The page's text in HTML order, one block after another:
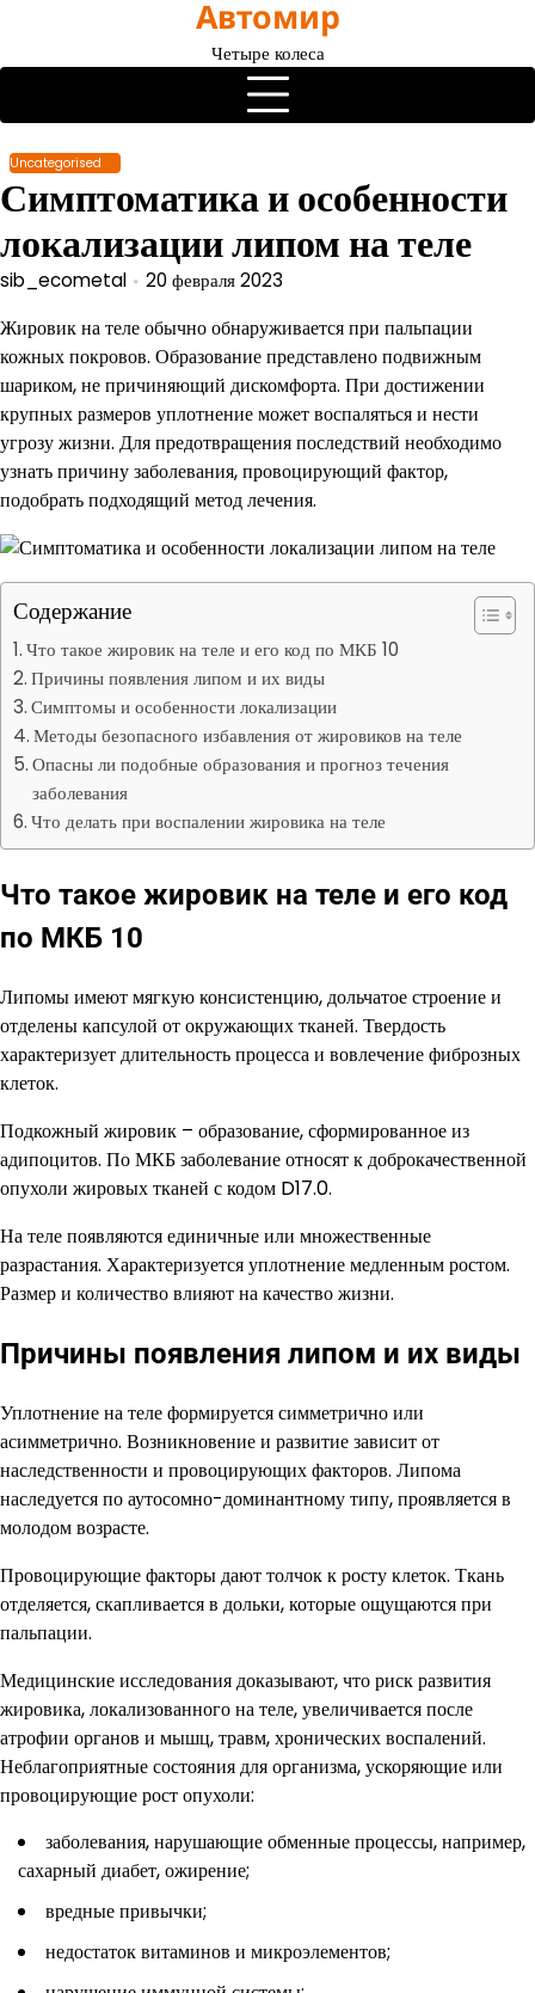
содержимому
Автомир
Четыре колеса
Uncategorised
Симптоматика и особенности
локализации липом на теле
sib_ecometal 20 февраля 2023
Жировик на теле обычно обнаруживается при пальпации
кожных покровов. Образование представлено подвижным
шариком, не причиняющий дискомфорта. При достижении
крупных размеров уплотнение может воспаляться и нести
угрозу жизни. Для предотвращения последствий необходимо
узнать причину заболевания, провоцирующий фактор,
подобрать подходящий метод лечения.
Содержание
Что такое жировик на теле и его код по МКБ 10
Причины появления липом и их виды
Симптомы и особенности локализации
Методы безопасного избавления от жировиков на теле
Опасны ли подобные образования и прогноз течения
заболевания
Что делать при воспалении жировика на теле
Что такое жировик на теле и его код
по МКБ 10
Липомы имеют мягкую консистенцию, дольчатое строение и
отделены капсулой от окружающих тканей. Твердость
характеризует длительность процесса и вовлечение фиброзных
клеток.
Подкожный жировик – образование, сформированное из
адипоцитов. По МКБ заболевание относят к доброкачественной
опухоли жировых тканей с кодом D17.0.
На теле появляются единичные или множественные
разрастания. Характеризуется уплотнение медленным ростом.
Размер и количество влияют на качество жизни.
Причины появления липом и их виды
Уплотнение на теле формируется симметрично или
асимметрично. Возникновение и развитие зависит от
наследственности и провоцирующих факторов. Липома
наследуется по аутосомно-доминантному типу, проявляется в
молодом возрасте.
Провоцирующие факторы дают толчок к росту клеток. Ткань
отделяется, скапливается в дольки, которые ощущаются при
пальпации.
Медицинские исследования доказывают, что риск развития
жировика, локализованного на теле, увеличивается после
атрофии органов и мышц, травм, хронических воспалений.
Неблагоприятные состояния для организма, ускоряющие или
провоцирующие рост опухоли:
заболевания, нарушающие обменные процессы, например,
сахарный диабет, ожирение;
вредные привычки;
недостаток витаминов и микроэлементов;